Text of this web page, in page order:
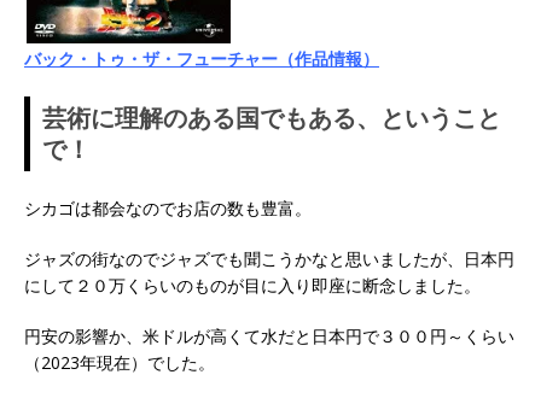
バック・トゥ・ザ・フューチャー（作品情報）
芸術に理解のある国でもある、ということ
で！
シカゴは都会なのでお店の数も豊富。
ジャズの街なのでジャズでも聞こうかなと思いましたが、日本円
にして２０万くらいのものが目に入り即座に断念しました。
円安の影響か、米ドルが高くて水だと日本円で３００円～くらい
（2023年現在）でした。